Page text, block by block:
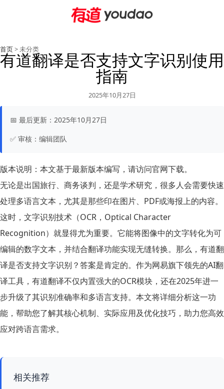
首页> 未分类
有道翻译是否支持文字识别使用
指南
2025年10月27日
📅 最后更新： 2025年10月27日
✅ 审核： 编辑团队
版本说明： 本文基于最新版本编写，请访问官网下载。
无论是出国旅行、商务谈判，还是学术研究，很多人会需要快速
处理多语言文本，尤其是那些印在图片、PDF或海报上的内容。
这时，文字识别技术（OCR，Optical Character
Recognition）就显得尤为重要。它能将图像中的文字转化为可
编辑的数字文本，并结合翻译功能实现无缝转换。那么，有道翻
译是否支持文字识别？答案是肯定的。作为网易旗下领先的AI翻
译工具，有道翻译不仅内置强大的OCR模块，还在2025年进一
步升级了其识别准确率和多语言支持。本文将详细分析这一功
能，帮助您了解其核心机制、实际应用及优化技巧，助力您高效
应对跨语言需求。
相关推荐